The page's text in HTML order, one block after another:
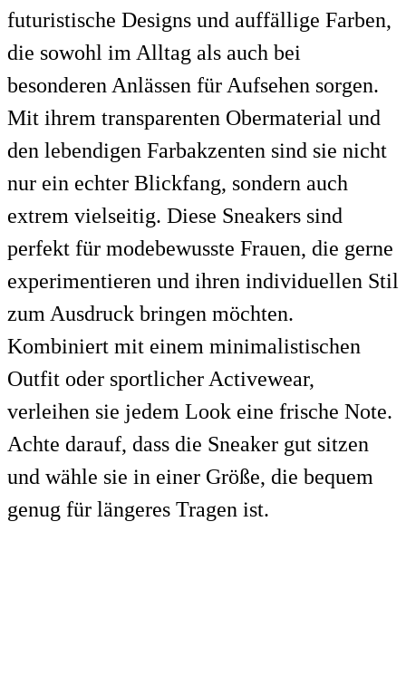
futuristische Designs und auffällige Farben,
die sowohl im Alltag als auch bei
besonderen Anlässen für Aufsehen sorgen.
Mit ihrem transparenten Obermaterial und
den lebendigen Farbakzenten sind sie nicht
nur ein echter Blickfang, sondern auch
extrem vielseitig. Diese Sneakers sind
perfekt für modebewusste Frauen, die gerne
experimentieren und ihren individuellen Stil
zum Ausdruck bringen möchten.
Kombiniert mit einem minimalistischen
Outfit oder sportlicher Activewear,
verleihen sie jedem Look eine frische Note.
Achte darauf, dass die Sneaker gut sitzen
und wähle sie in einer Größe, die bequem
genug für längeres Tragen ist.